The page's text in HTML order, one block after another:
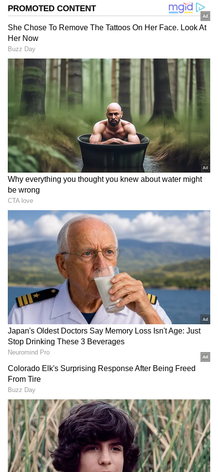
வலிகள் போன்றவை பிரச்சனையை மேலும்
மோசமாக்குகின்றன.
ஏசியாநெட் தமிழ்-ஐ உங்கள் முதன்மைத்
தேர்வாக்குங்கள்
2
chutney
இது போன்ற சூழ்நிலைகளில் நாம்
ஆரோக்கியமான உணவுமுறைகளை
உட்கொள்வது அவசியமான ஒன்றாகும்.
அவற்றில் ஒன்றுதான் தூதுவளை
துவையல், வாரத்தில் ஒருமுறையேனும்
இந்த துவையல் செய்து சாப்பிட்டு வந்தால்
சளி , இருமல் இருக்கவே இருக்காதாம்.